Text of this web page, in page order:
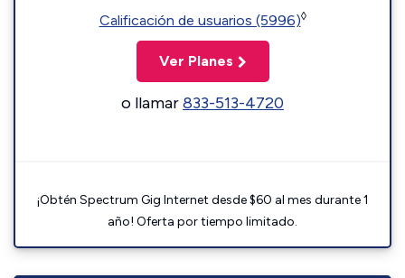
Calificación de usuarios (5996)◊
Ver Planes
o llamar833-513-4720
¡Obtén Spectrum Gig Internet desde $60 al mes durante 1
año! Oferta por tiempo limitado.